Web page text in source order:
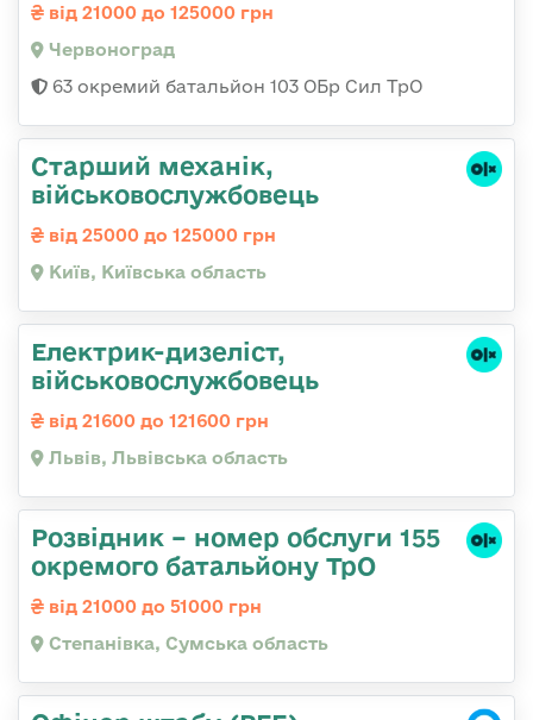
від 21000 до 125000 грн
Червоноград
63 окремий батальйон 103 ОБр Сил ТрО
Стаpший механік,
військовослужбовець
від 25000 до 125000 грн
Київ, Київська область
Електрик-дизеліст,
військовослужбовець
від 21600 до 121600 грн
Львів, Львівська область
Розвідник – номер обслуги 155
окремого батальйону ТрО
від 21000 до 51000 грн
Степанівка, Сумська область